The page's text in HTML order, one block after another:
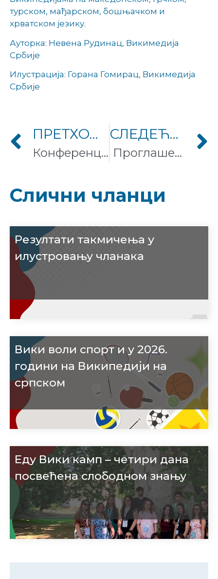
турском, мађарском, бошњачком и
хрватском језику.
Ауторка: Невена Рудинац, Викимедија
Србије
Илустрација: Горана Гомирац, Викимедија
Србије
ПРЕТХОДНИ ЧЛАНАК
Конференција лидера Образовног програма Википедије у Београду
СЛЕДЕЋИ ЧЛАНАК
Проглашени су победници ЦЕЕ Пролећа 2023!
Слични чланци
Резултати такмичења у
илустровању чланака
Вики воли спорт и у 2026.
години на Википедији на
српском
Еду Вики камп – четири дана
посвећена слободном знању